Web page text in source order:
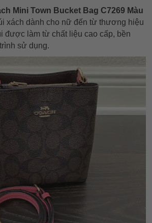
Mini Town Bucket Bag C7269 Màu
xách dành cho nữ đến từ thương hiệu
được làm từ chất liệu cao cấp, bền
sử dụng.